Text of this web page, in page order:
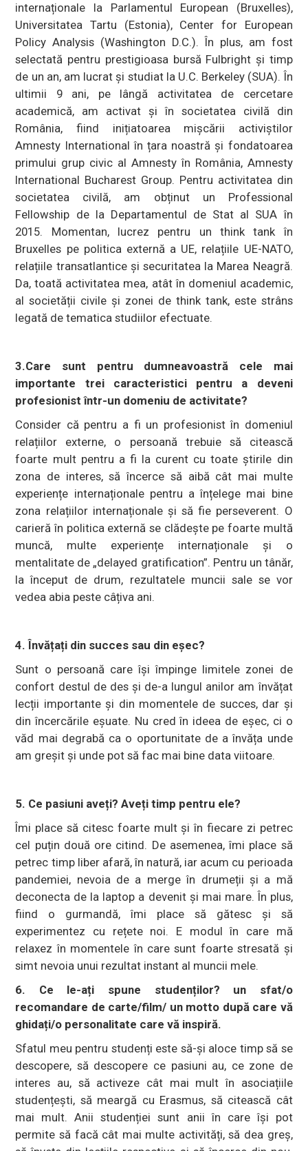
internaționale la Parlamentul European (Bruxelles),
Universitatea Tartu (Estonia), Center for European
Policy Analysis (Washington D.C.). În plus, am fost
selectată pentru prestigioasa bursă Fulbright și timp
de un an, am lucrat și studiat la U.C. Berkeley (SUA). În
ultimii 9 ani, pe lângă activitatea de cercetare
academică, am activat și în societatea civilă din
România, fiind inițiatoarea mișcării activiștilor
Amnesty International în țara noastră și fondatoarea
primului grup civic al Amnesty în România, Amnesty
International Bucharest Group. Pentru activitatea din
societatea civilă, am obținut un Professional
Fellowship de la Departamentul de Stat al SUA în
2015. Momentan, lucrez pentru un think tank în
Bruxelles pe politica externă a UE, relațiile UE-NATO,
relațiile transatlantice și securitatea la Marea Neagră.
Da, toată activitatea mea, atât în domeniul academic,
al societății civile și zonei de think tank, este strâns
legată de tematica studiilor efectuate.
3.Care sunt pentru dumneavoastră cele mai
importante trei caracteristici pentru a deveni
profesionist într-un domeniu de activitate?
Consider că pentru a fi un profesionist în domeniul
relațiilor externe, o persoană trebuie să citească
foarte mult pentru a fi la curent cu toate știrile din
zona de interes, să încerce să aibă cât mai multe
experiențe internaționale pentru a înțelege mai bine
zona relațiilor internaționale și să fie perseverent. O
carieră în politica externă se clădește pe foarte multă
muncă, multe experiențe internaționale și o
mentalitate de „delayed gratification”. Pentru un tânăr,
la început de drum, rezultatele muncii sale se vor
vedea abia peste câțiva ani.
4. Învățați din succes sau din eșec?
Sunt o persoană care își împinge limitele zonei de
confort destul de des și de-a lungul anilor am învățat
lecții importante și din momentele de succes, dar și
din încercările eșuate. Nu cred în ideea de eșec, ci o
văd mai degrabă ca o oportunitate de a învăța unde
am greșit și unde pot să fac mai bine data viitoare.
5. Ce pasiuni aveți? Aveți timp pentru ele?
Îmi place să citesc foarte mult și în fiecare zi petrec
cel puțin două ore citind. De asemenea, îmi place să
petrec timp liber afară, în natură, iar acum cu perioada
pandemiei, nevoia de a merge în drumeții și a mă
deconecta de la laptop a devenit și mai mare. În plus,
fiind o gurmandă, îmi place să gătesc și să
experimentez cu rețete noi. E modul în care mă
relaxez în momentele în care sunt foarte stresată și
simt nevoia unui rezultat instant al muncii mele.
6. Ce le-ați spune studenților? un sfat/o
recomandare de carte/film/ un motto după care vă
ghidați/o personalitate care vă inspiră.
Sfatul meu pentru studenți este să-și aloce timp să se
descopere, să descopere ce pasiuni au, ce zone de
interes au, să activeze cât mai mult în asociațiile
studențești, să meargă cu Erasmus, să citească cât
mai mult. Anii studenției sunt anii în care își pot
permite să facă cât mai multe activități, să dea greș,